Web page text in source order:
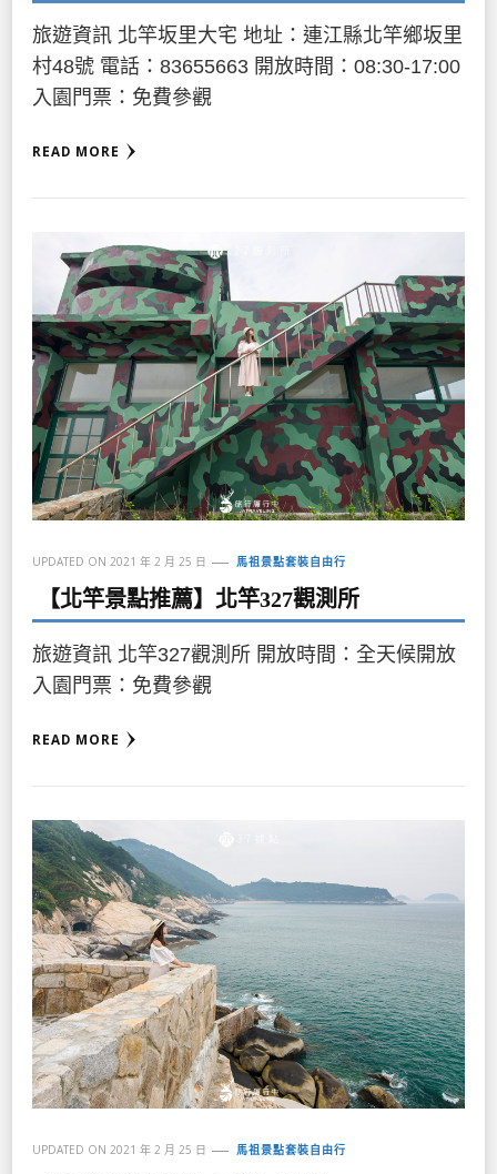
旅遊資訊 北竿坂里大宅 地址：連江縣北竿鄉坂里
村48號 電話：83655663 開放時間：08:30-17:00
入園門票：免費參觀
READ MORE
UPDATED ON 2021 年 2 月 25 日 馬祖景點套裝自由行
【北竿景點推薦】北竿327觀測所
旅遊資訊 北竿327觀測所 開放時間：全天候開放
入園門票：免費參觀
READ MORE
UPDATED ON 2021 年 2 月 25 日 馬祖景點套裝自由行